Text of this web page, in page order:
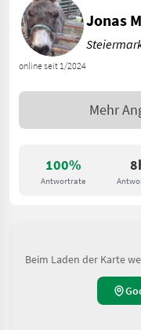
100%
Antwortrate
online seit 1/2024
Jonas
Mehr
Beim Laden der Karte